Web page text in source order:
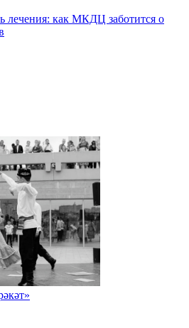
лечения: как МКДЦ заботится о